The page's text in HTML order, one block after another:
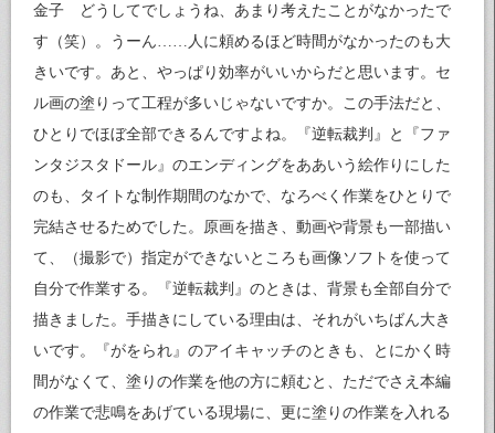
金子 どうしてでしょうね、あまり考えたことがなかったで
す（笑）。うーん……人に頼めるほど時間がなかったのも大
きいです。あと、やっぱり効率がいいからだと思います。セ
ル画の塗りって工程が多いじゃないですか。この手法だと、
ひとりでほぼ全部できるんですよね。『逆転裁判』と『ファ
ンタジスタドール』のエンディングをああいう絵作りにした
のも、タイトな制作期間のなかで、なろべく作業をひとりで
完結させるためでした。原画を描き、動画や背景も一部描い
て、（撮影で）指定ができないところも画像ソフトを使って
自分で作業する。『逆転裁判』のときは、背景も全部自分で
描きました。手描きにしている理由は、それがいちばん大き
いです。『がをられ』のアイキャッチのときも、とにかく時
間がなくて、塗りの作業を他の方に頼むと、ただでさえ本編
の作業で悲鳴をあげている現場に、更に塗りの作業を入れる